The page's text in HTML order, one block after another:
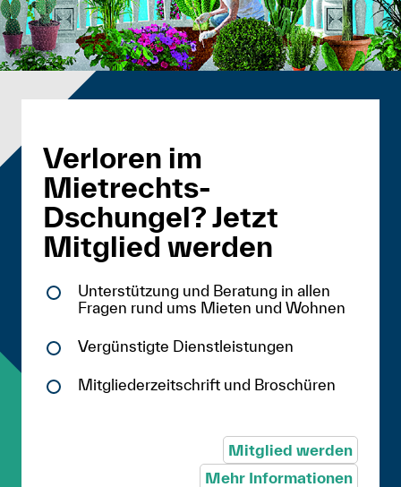
Verloren im
Mietrechts-
Dschungel? Jetzt
Mitglied werden
Unterstützung und Beratung in allen
Fragen rund ums Mieten und Wohnen
Vergünstigte Dienstleistungen
Mitgliederzeitschrift und Broschüren
Mitglied werden
Mehr Informationen